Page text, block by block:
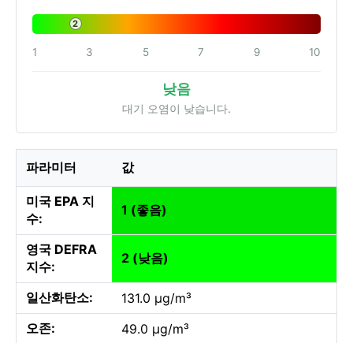
2
1 3 5 7 9 10
낮음
대기 오염이 낮습니다.
파라미터 값
미국 EPA 지
수:
1 (좋음)
영국 DEFRA
지수:
2 (낮음)
일산화탄소:
131.0 µg/m³
오존:
49.0 µg/m³